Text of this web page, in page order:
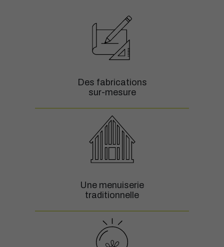
Des fabrications
sur-mesure
Une menuiserie
traditionnelle